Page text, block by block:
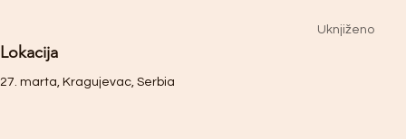
Uknjiženo
Lokacija
27. marta, Kragujevac, Serbia